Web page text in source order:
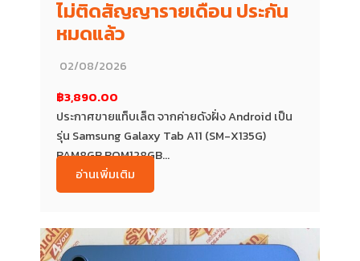
ไม่ติดสัญญารายเดือน ประกัน
หมดแล้ว
02/08/2026
฿3,890.00
ประกาศขายแท็บเล็ต จากค่ายดังฝั่ง Android เป็น
รุ่น Samsung Galaxy Tab A11 (SM-X135G)
RAM8GB ROM128GB...
อ่านเพิ่มเติม